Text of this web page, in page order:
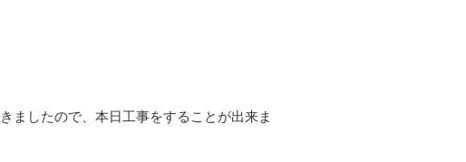
ましたので、本日工事をすることが出来ま